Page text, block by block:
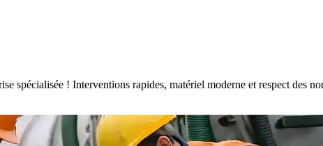
spécialisée ! Interventions rapides, matériel moderne et respect des